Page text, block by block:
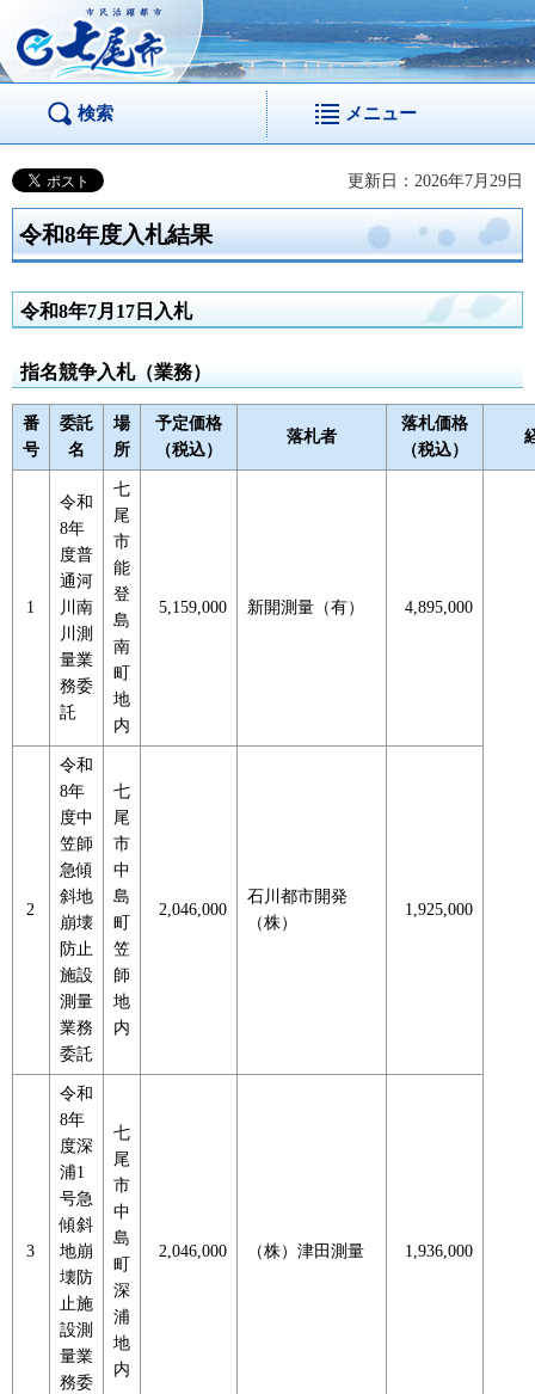
市民活躍都市 七尾
市
検索 メニュー
更新日：2026年7月29日
令和8年度入札結果
令和8年7月17日入札
指名競争入札（業務）
番
号
委託
名
場
所
予定価格
（税込）
落札者
落札価格
（税込）
1
令和
8年
度普
通河
川南
川測
量業
務委
託
七
尾
市
能
登
島
南
町
地
内
5,159,000 新開測量（有） 4,895,000
2
令和
8年
度中
笠師
急傾
斜地
崩壊
防止
施設
測量
業務
委託
七
尾
市
中
島
町
笠
師
地
内
2,046,000
石川都市開発
（株）
1,925,000
3
令和
8年
度深
浦1
号急
傾斜
地崩
壊防
止施
設測
量業
務委
七
尾
市
中
島
町
深
浦
地
内
2,046,000 （株）津田測量 1,936,000